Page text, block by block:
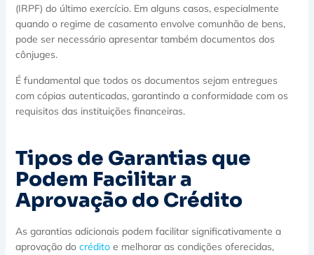
(IRPF) do último exercício. Em alguns casos, especialmente
quando o regime de casamento envolve comunhão de bens,
pode ser necessário apresentar também documentos dos
cônjuges.
É fundamental que todos os documentos sejam entregues
com cópias autenticadas, garantindo a conformidade com os
requisitos das instituições financeiras.
Tipos de Garantias que
Podem Facilitar a
Aprovação do Crédito
As garantias adicionais podem facilitar significativamente a
aprovação do créditoe melhorar as condições oferecidas,